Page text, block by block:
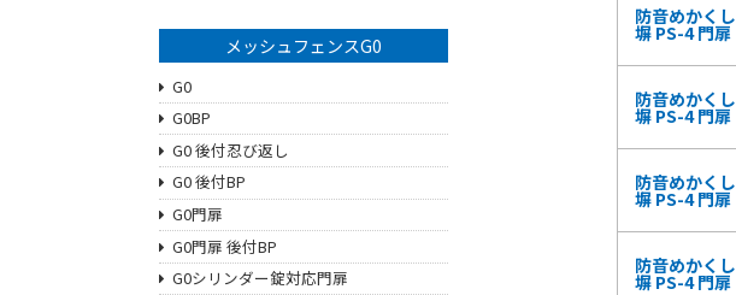
防音めかくし
塀 PS-4 門扉
防音めかくし
塀 PS-4 門扉
防音めかくし
塀 PS-4 門扉
防音めかくし
塀 PS-4 門扉
メッシュフェンスG0
G0
G0BP
G0 後付忍び返し
G0 後付BP
G0門扉
G0門扉 後付BP
G0シリンダー錠対応門扉